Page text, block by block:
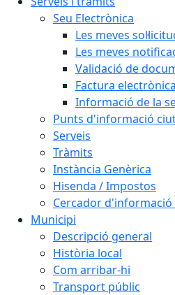
Seu Electrònica
Les meves
Les meves
Validació de
Factura electrònica
Informació de la
Punts d'informació
Serveis
Tràmits
Instància Genèrica
Hisenda / Impostos
Cercador
Municipi
Descripció general
Història local
Com arribar-hi
Transport públic